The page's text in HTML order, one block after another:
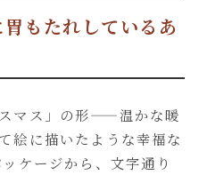
もたれしているあ
マス」の形——温かな暖
絵に描いたような幸福な
ケージから、文字通り